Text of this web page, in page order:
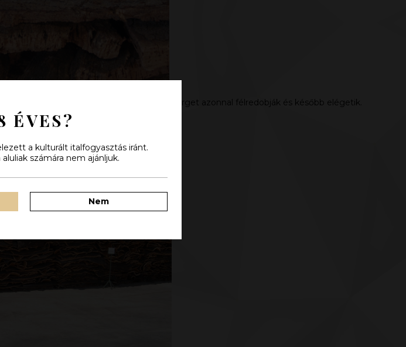
folt megjelenik-e a kérgen, ha igen ha kérget azonnal félredobják és később elégetik.
ÉVES?
a kulturált italfogyasztás iránt.
számára nem ajánljuk.
Nem